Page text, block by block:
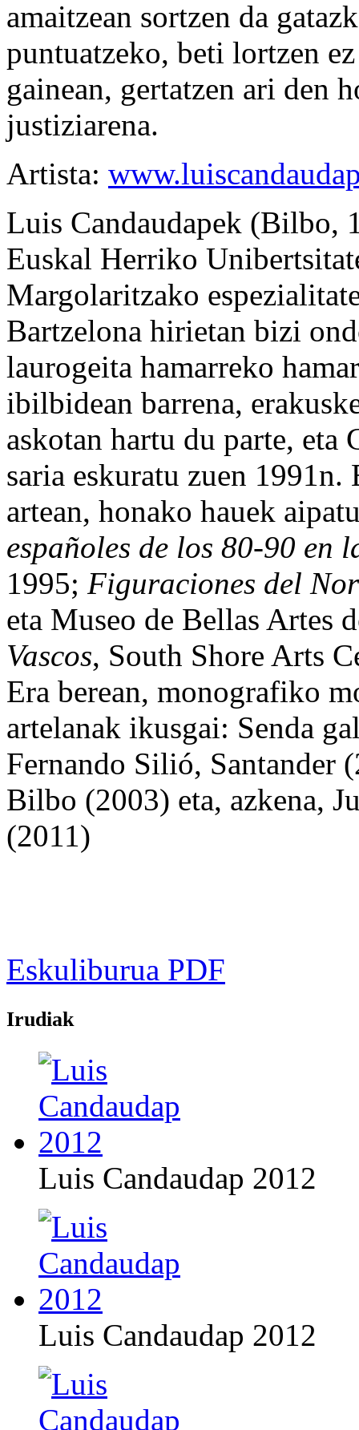
amaitzean sortzen da
puntuatzeko, beti lortzen
gainean, gertatzen ari den
justiziarena.
Artista:
Luis Candaudapek (Bilbo,
Euskal Herriko
Margolaritzako
Bartzelona hirietan bizi
laurogeita hamarreko
ibilbidean barrena,
askotan hartu du parte, eta
saria eskuratu zuen
artean, honako hauek
españoles de los 80-90 en
1995; Figuraciones del
eta Museo de Bellas Artes
Vascos, South Shore Arts
Era berean, monografiko
artelanak ikusgai: Senda
Fernando Silió, Santander
Bilbo (2003) eta, azkena,
(2011)
Eskuliburua PDF
Irudiak
Luis Candaudap 2012
Luis Candaudap 2012